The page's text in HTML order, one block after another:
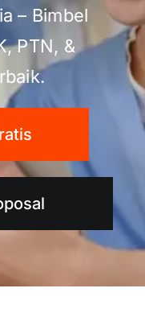
– Bimbel
PTN, &